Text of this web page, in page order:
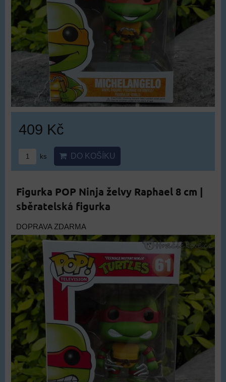
409 Kč
ks DO KOŠÍKU
Figurka POP Ninja želvy Raphael 8 cm |
sběratelská figurka
DOPRAVA ZDARMA